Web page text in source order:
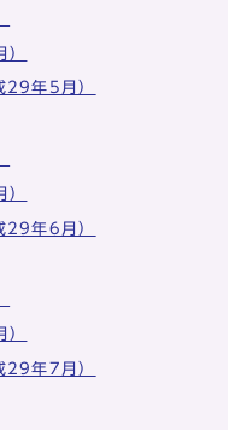
29年5月）
29年6月）
29年7月）